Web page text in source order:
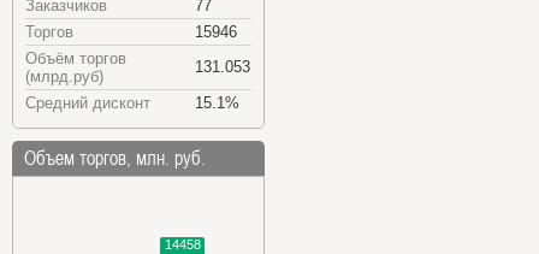
Заказчиков
77
Торгов
15946
Объём торгов
(млрд.руб)
131.053
Средний дисконт
15.1%
Объем торгов, млн. руб.
14458